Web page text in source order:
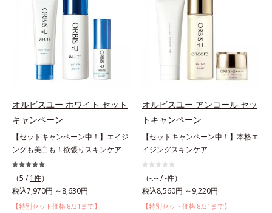
オルビスユー ホワイト セット
キャンペーン
【セットキャンペーン中！】エイジ
ングも美白も！欲張りスキンケア
（5 / 1件）
税込7,970円 ～8,630円
【特別セット価格 8/31まで】
オルビスユー アンコール セッ
トキャンペーン
【セットキャンペーン中！】本格エ
イジングスキンケア
（-.-- / -件）
税込8,560円 ～9,220円
【特別セット価格 8/31まで】